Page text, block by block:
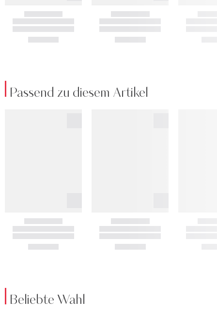
Passend zu diesem Artikel
Beliebte Wahl